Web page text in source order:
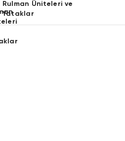
Rulman Üniteleri ve
Yataklar